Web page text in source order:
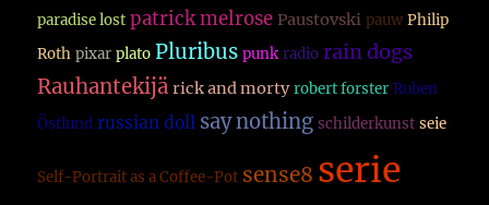
paradise lost patrick melrose Paustovski pauw Philip
Roth pixar plato Pluribus punk radio rain dogs
Rauhantekijä rick and morty robert forster Ruben
Östlund russian doll say nothing schilderkunst seie
Self-Portrait as a Coffee-Pot sense8 serie